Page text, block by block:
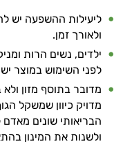
ליעילות ההשפעה יש
ולאורך זמן.
ילדים, נשים הרות
לפני השימוש במוצר
מדובר בתוסף מזון ולא
מדויק כיוון שמשקל
הבריאותי שונים
ולשנות את המינון